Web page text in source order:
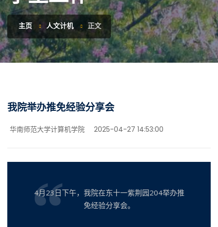
主页 人文计机 正文
我院举办推免经验分享会
华南师范大学计算机学院 2025-04-27 14:53:00
4月23日下午，我院在东十一紫荆园204举办推
免经验分享会。